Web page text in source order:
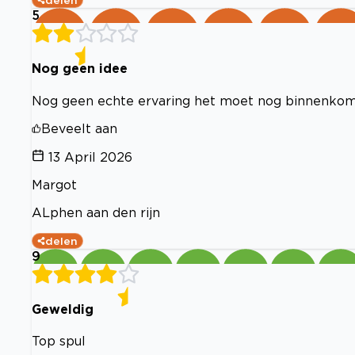
5
Nog geen idee
Nog geen echte ervaring het moet nog
Beveelt aan
13 April 2026
Margot
ALphen aan den rijn
delen
9
Geweldig
Top spul